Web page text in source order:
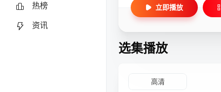
热榜
资讯
立即播放
选集播放
高清